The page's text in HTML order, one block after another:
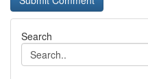
Search